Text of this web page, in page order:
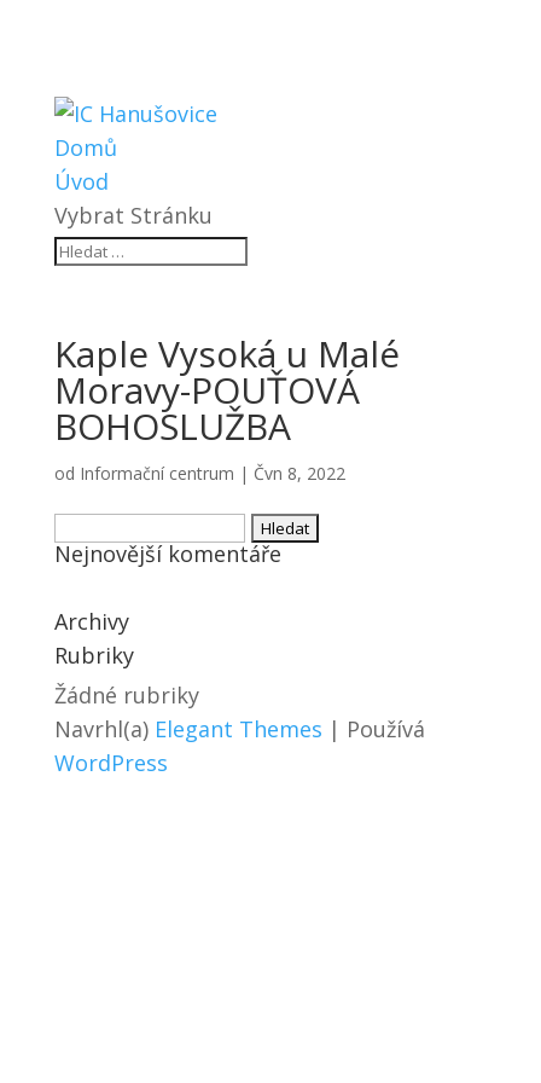
Domů
Úvod
Vybrat Stránku
Kaple Vysoká u Malé
Moravy-POUŤOVÁ
BOHOSLUŽBA
od Informační centrum | Čvn 8, 2022
Vyhledávání
Nejnovější komentáře
Archivy
Rubriky
Žádné rubriky
Navrhl(a) Elegant Themes | Používá
WordPress